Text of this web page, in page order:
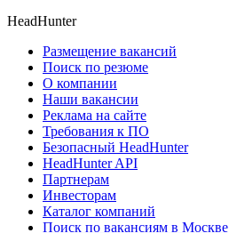
HeadHunter
Размещение вакансий
Поиск по резюме
О компании
Наши вакансии
Реклама на сайте
Требования к ПО
Безопасный HeadHunter
HeadHunter API
Партнерам
Инвесторам
Каталог компаний
Поиск по вакансиям в Москве